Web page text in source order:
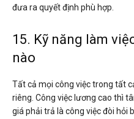
đưa ra quyết định phù hợp.
15. Kỹ năng làm
nào
Tất cả mọi công việc trong tất
riêng. Công việc lương cao thì
giá phải trả là công việc đòi hỏi